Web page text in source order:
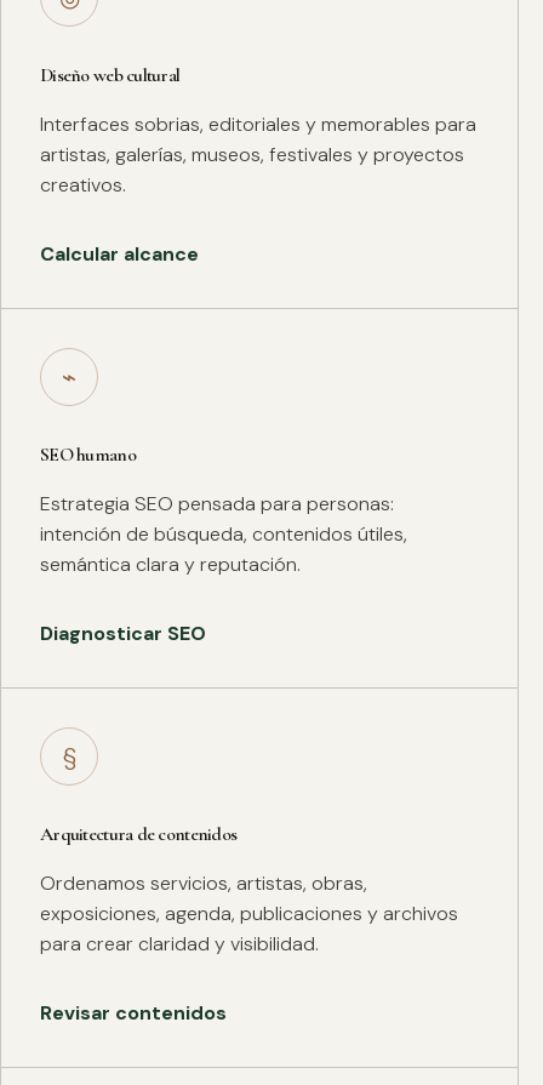
Diseño web cultural
Interfaces sobrias, editoriales y memorables para
artistas, galerías, museos, festivales y proyectos
creativos.
Calcular alcance
⌁
SEO humano
Estrategia SEO pensada para personas:
intención de búsqueda, contenidos útiles,
semántica clara y reputación.
Diagnosticar SEO
§
Arquitectura de contenidos
Ordenamos servicios, artistas, obras,
exposiciones, agenda, publicaciones y archivos
para crear claridad y visibilidad.
Revisar contenidos